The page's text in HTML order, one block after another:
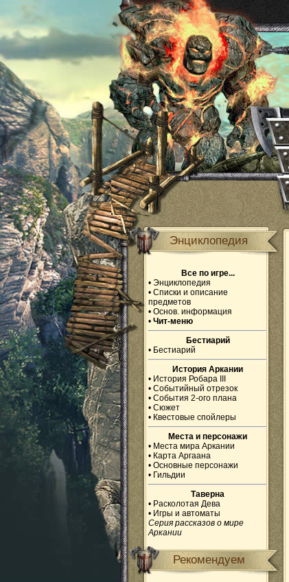
Энциклопедия
Все по игре...
• Энциклопедия
• Списки и описание
предметов
• Основ. информация
• Чит-меню
Бестиарий
• Бестиарий
История Аркании
• История Робара III
• Событийный отрезок
• События 2-ого плана
• Сюжет
• Квестовые спойлеры
Места и персонажи
• Места мира Аркании
• Карта Аргаана
• Основные персонажи
• Гильдии
Таверна
• Расколотая Дева
• Игры и автоматы
Серия рассказов о мире
Аркании
Рекомендуем